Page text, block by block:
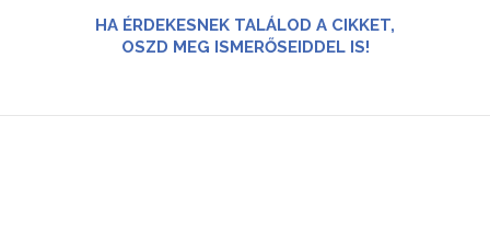
HA ÉRDEKESNEK TALÁLOD A CIKKET,
OSZD MEG ISMERŐSEIDDEL IS!